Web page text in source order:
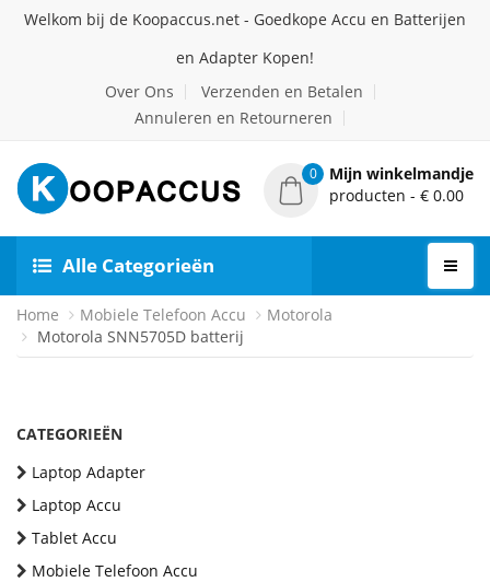
Welkom bij de Koopaccus.net - Goedkope Accu en Batterijen
en Adapter Kopen!
Over Ons
Verzenden en Betalen
Annuleren en Retourneren
0
Mijn winkelmandje
producten - € 0.00
Alle Categorieën
Home Mobiele Telefoon Accu
Motorola
Motorola SNN5705D batterij
CATEGORIEËN
Laptop Adapter
Laptop Accu
Tablet Accu
Mobiele Telefoon Accu